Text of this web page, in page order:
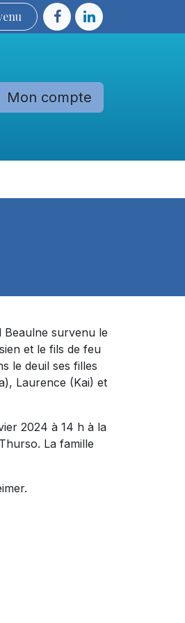
Mon compte
Beaulne survenu le
et le fils de feu
le deuil ses filles
Laurence (Kai) et
2024 à 14 h à la
La famille